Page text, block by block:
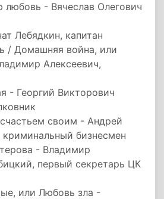
- Вячеслав Олегович
Лебядкин, капитан
/ Домашняя война, или
Алексеевич,
- Георгий Викторович
своим - Андрей
бизнесмен
- Владимир
первый секретарь ЦК
или Любовь зла -